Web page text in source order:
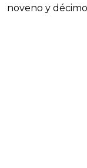
noveno y